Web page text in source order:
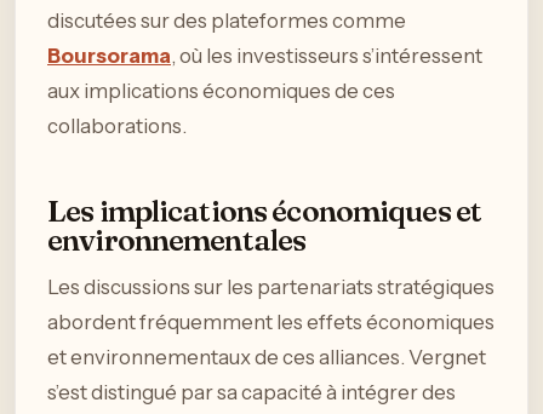
discutées sur des plateformes comme
Boursorama, où les investisseurs s’intéressent
aux implications économiques de ces
collaborations.
Les implications économiques et
environnementales
Les discussions sur les partenariats stratégiques
abordent fréquemment les effets économiques
et environnementaux de ces alliances. Vergnet
s’est distingué par sa capacité à intégrer des